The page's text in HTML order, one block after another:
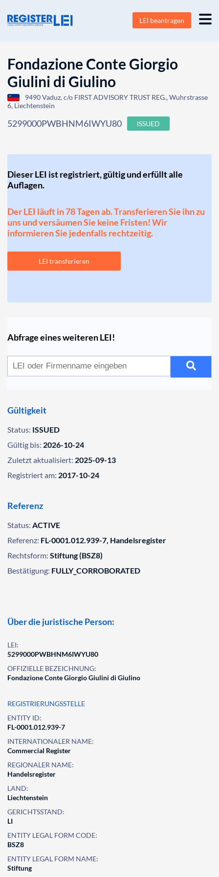
LEI beantragen
Fondazione Conte Giorgio
Giulini di Giulino
9490 Vaduz, c/o FIRST ADVISORY TRUST REG., Wuhrstrasse
6, Liechtenstein
5299000PWBHNM6IWYU80 ISSUED
Dieser LEI ist registriert, gültig und erfüllt alle
Auflagen.
Der LEI läuft in 78 Tagen ab. Transferieren Sie ihn zu
uns und versäumen Sie keine Fristen! Wir
informieren Sie jedenfalls rechtzeitig.
LEI transferieren
Abfrage eines weiteren LEI!
Gültigkeit
Status: ISSUED
Gültig bis: 2026-10-24
Zuletzt aktualisiert: 2025-09-13
Registriert am: 2017-10-24
Referenz
Status: ACTIVE
Referenz: FL-0001.012.939-7, Handelsregister
Rechtsform: Stiftung (BSZ8)
Bestätigung: FULLY_CORROBORATED
Über die juristische Person:
LEI:
5299000PWBHNM6IWYU80
OFFIZIELLE BEZEICHNUNG:
Fondazione Conte Giorgio Giulini di Giulino
REGISTRIERUNGSSTELLE
ENTITY ID:
FL-0001.012.939-7
INTERNATIONALER NAME:
Commercial Register
REGIONALER NAME:
Handelsregister
LAND:
Liechtenstein
GERICHTSSTAND:
LI
ENTITY LEGAL FORM CODE:
BSZ8
ENTITY LEGAL FORM NAME:
Stiftung